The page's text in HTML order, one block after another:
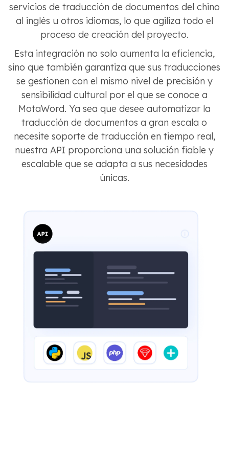
servicios de traducción de documentos del chino
al inglés u otros idiomas, lo que agiliza todo el
proceso de creación del proyecto.
Esta integración no solo aumenta la eficiencia,
sino que también garantiza que sus traducciones
se gestionen con el mismo nivel de precisión y
sensibilidad cultural por el que se conoce a
MotaWord. Ya sea que desee automatizar la
traducción de documentos a gran escala o
necesite soporte de traducción en tiempo real,
nuestra API proporciona una solución fiable y
escalable que se adapta a sus necesidades
únicas.